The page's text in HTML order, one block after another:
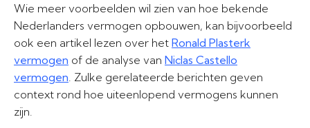
Wie meer voorbeelden wil zien van hoe bekende
Nederlanders vermogen opbouwen, kan bijvoorbeeld
ook een artikel lezen over het Ronald Plasterk
vermogen of de analyse van Niclas Castello
vermogen. Zulke gerelateerde berichten geven
context rond hoe uiteenlopend vermogens kunnen
zijn.